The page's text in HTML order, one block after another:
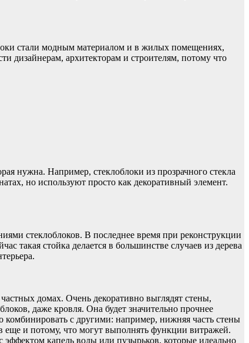
стали модным материалом и в жилых помещениях,
дизайнерам, архитекторам и строителям, потому что
нужна. Например, стеклоблоки из прозрачного стекла
но используют просто как декоративный элемент.
стеклоблоков. В последнее время при реконструкции
такая стойка делается в большинстве случаев из дерева
домах. Очень декоративно выглядят стены,
даже кровля. Она будет значительно прочнее
комбинировать с другими: например, нижняя часть стены
еще и потому, что могут выполнять функции витражей.
капель воды или пузырьков, которые идеально